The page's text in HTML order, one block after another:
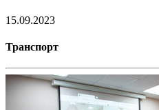
15.09.2023
Транспорт